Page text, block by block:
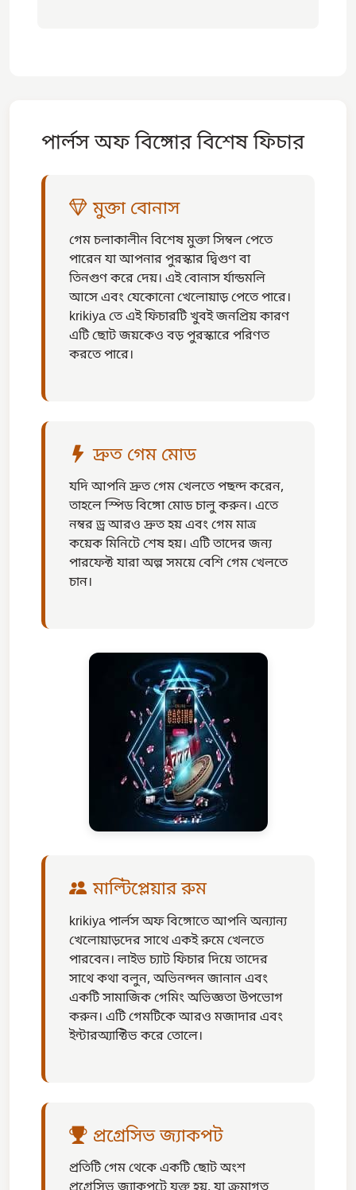
পার্লস অফ বিঙ্গোর বিশেষ ফিচার
মুক্তা বোনাস
গেম চলাকালীন বিশেষ মুক্তা সিম্বল পেতে
পারেন যা আপনার পুরস্কার দ্বিগুণ বা
তিনগুণ করে দেয়। এই বোনাস র্যান্ডমলি
আসে এবং যেকোনো খেলোয়াড় পেতে পারে।
krikiya তে এই ফিচারটি খুবই জনপ্রিয় কারণ
এটি ছোট জয়কেও বড় পুরস্কারে পরিণত
করতে পারে।
দ্রুত গেম মোড
যদি আপনি দ্রুত গেম খেলতে পছন্দ করেন,
তাহলে স্পিড বিঙ্গো মোড চালু করুন। এতে
নম্বর ড্র আরও দ্রুত হয় এবং গেম মাত্র
কয়েক মিনিটে শেষ হয়। এটি তাদের জন্য
পারফেক্ট যারা অল্প সময়ে বেশি গেম খেলতে
চান।
মাল্টিপ্লেয়ার রুম
krikiya পার্লস অফ বিঙ্গোতে আপনি অন্যান্য
খেলোয়াড়দের সাথে একই রুমে খেলতে
পারবেন। লাইভ চ্যাট ফিচার দিয়ে তাদের
সাথে কথা বলুন, অভিনন্দন জানান এবং
একটি সামাজিক গেমিং অভিজ্ঞতা উপভোগ
করুন। এটি গেমটিকে আরও মজাদার এবং
ইন্টারঅ্যাক্টিভ করে তোলে।
প্রগ্রেসিভ জ্যাকপট
প্রতিটি গেম থেকে একটি ছোট অংশ